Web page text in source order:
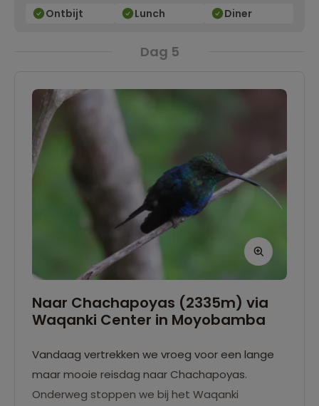
Ontbijt
Lunch Diner
Dag 5
Naar Chachapoyas (2335m) via
Waqanki Center in Moyobamba
Vandaag vertrekken we vroeg voor een lange
maar mooie reisdag naar Chachapoyas.
Onderweg stoppen we bij het Waqanki